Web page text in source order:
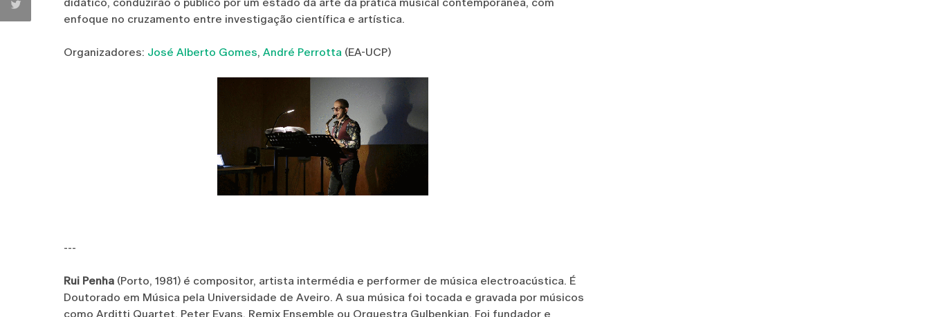
enfoque no cruzamento entre investigação científica e artística.
Organizadores: José Alberto Gomes, André Perrotta (EA-UCP)
---
Rui Penha (Porto, 1981) é compositor, artista intermédia e performer de música electroacústica. É
Doutorado em Música pela Universidade de Aveiro. A sua música foi tocada e gravada por músicos
como Arditti Quartet, Peter Evans, Remix Ensemble ou Orquestra Gulbenkian. Foi fundador e